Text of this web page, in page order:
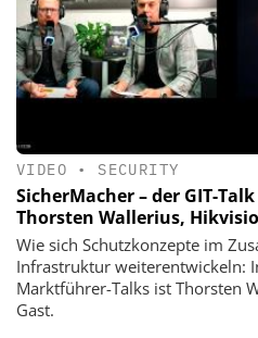
VIDEO • SECURITY
SicherMacher – der GIT-
Thorsten Wallerius,
Wie sich Schutzkonzepte im
Infrastruktur weiterentwickeln:
Marktführer-Talks ist Thorsten
Gast.